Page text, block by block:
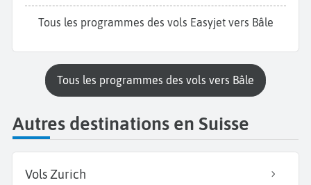
Tous les programmes des vols Easyjet vers Bâle
Tous les programmes des vols vers Bâle
Autres destinations en Suisse
Vols Zurich